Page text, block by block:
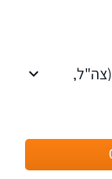
(צה"ל,
כנכי